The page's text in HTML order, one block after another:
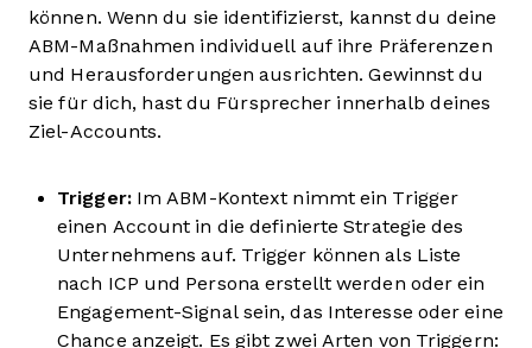
können. Wenn du sie identifizierst, kannst du deine
ABM-Maßnahmen individuell auf ihre Präferenzen
und Herausforderungen ausrichten. Gewinnst du
sie für dich, hast du Fürsprecher innerhalb deines
Ziel-Accounts.
Trigger:Im ABM-Kontext nimmt ein Trigger
einen Account in die definierte Strategie des
Unternehmens auf. Trigger können als Liste
nach ICP und Persona erstellt werden oder ein
Engagement-Signal sein, das Interesse oder eine
Chance anzeigt. Es gibt zwei Arten von Triggern: